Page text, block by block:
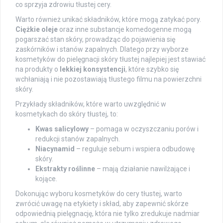
co sprzyja zdrowiu tłustej cery.
Warto również unikać składników, które mogą zatykać pory.
Ciężkie oleje oraz inne substancje komedogenne mogą
pogarszać stan skóry, prowadząc do pojawienia się
zaskórników i stanów zapalnych. Dlatego przy wyborze
kosmetyków do pielęgnacji skóry tłustej najlepiej jest stawiać
na produkty o lekkiej konsystencji, które szybko się
wchłaniają i nie pozostawiają tłustego filmu na powierzchni
skóry.
Przykłady składników, które warto uwzględnić w
kosmetykach do skóry tłustej, to:
Kwas salicylowy – pomaga w oczyszczaniu porów i
redukcji stanów zapalnych.
Niacynamid – reguluje sebum i wspiera odbudowę
skóry.
Ekstrakty roślinne – mają działanie nawilżające i
kojące.
Dokonując wyboru kosmetyków do cery tłustej, warto
zwrócić uwagę na etykiety i skład, aby zapewnić skórze
odpowiednią pielęgnację, która nie tylko zredukuje nadmiar